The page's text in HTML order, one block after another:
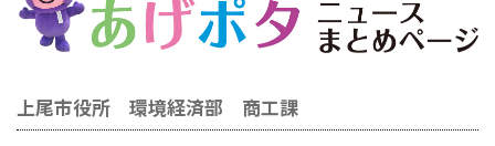
上尾市役所 環境経済部 商工課